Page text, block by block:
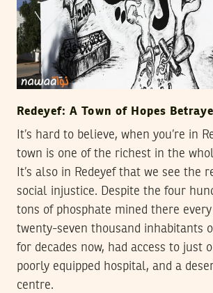
Redeyef: A Town of Hopes
It’s hard to believe, when you’re in
town is one of the richest in the
It’s also in Redeyef that we see the
social injustice. Despite the four
tons of phosphate mined there
twenty-seven thousand inhabitants
for decades now, had access to just
poorly equipped hospital, and a
centre.